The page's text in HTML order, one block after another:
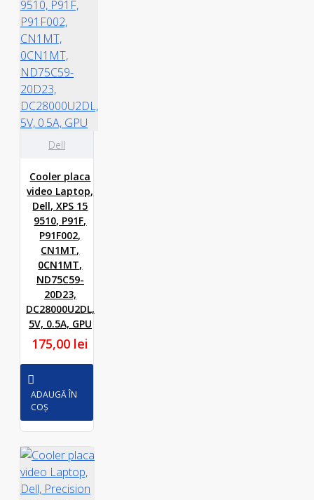
Dell
Cooler placa
video Laptop,
Dell, XPS 15
9510, P91F,
P91F002,
CN1MT,
0CN1MT,
ND75C59-
20D23,
DC28000U2DL,
5V, 0.5A, GPU
175,00 lei
ADAUGĂ ÎN
COȘ